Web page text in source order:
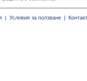
| Условия за ползване |